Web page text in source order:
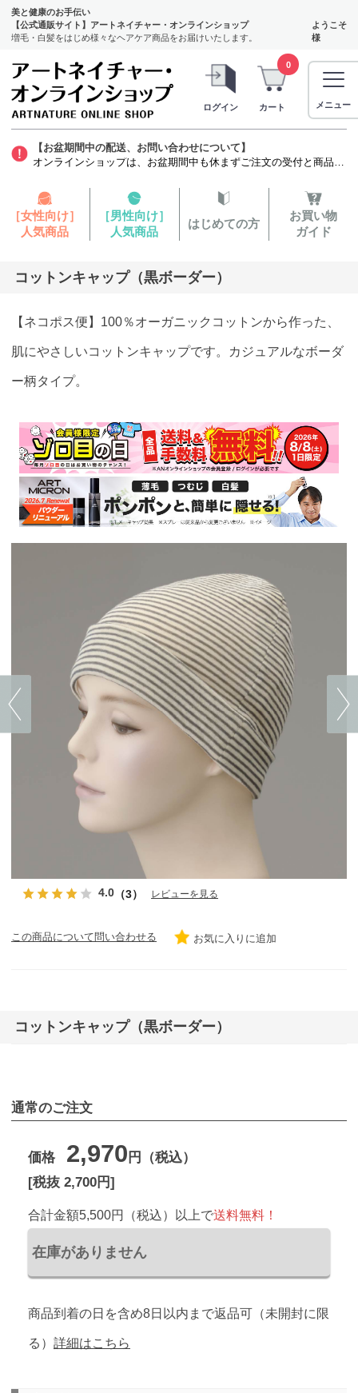
美と健康のお手伝い
【公式通販サイト】アートネイチャー・オンラインショップ
増毛・白髪をはじめ様々なヘアケア商品をお届けいたします。
ようこそ
様
ログイン
0
カート メニュー
【お盆期間中の配送、お問い合わせについて】
オンラインショップは、お盆期間中も休まずご注文の受付と商品の発送をいたします。ただし、発毛剤（第1類医薬品）に関しましては、質問票を確認する薬剤師がお休みをいただくため商品のお申し込みから発送までお時間を要します。お客様には大変ご迷惑をお掛けいたしますが、よろしくお願い申し上げます。
［女性向け］
人気商品
［男性向け］
人気商品
はじめての方
お買い物
ガイド
コットンキャップ（黒ボーダー）
【ネコポス便】100％オーガニックコットンから作った、
肌にやさしいコットンキャップです。カジュアルなボーダ
ー柄タイプ。
4.0 （3） レビューを見る
この商品について問い合わせる お気に入りに追加
コットンキャップ（黒ボーダー）
通常のご注文
価格 2,970円（税込）
[税抜 2,700円]
合計金額5,500円（税込）以上で送料無料！
商品到着の日を含め8日以内まで返品可（未開封に限
る）詳細はこちら